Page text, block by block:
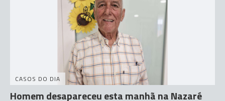
CASOS DO DIA
Homem desapareceu esta manhã na Nazaré